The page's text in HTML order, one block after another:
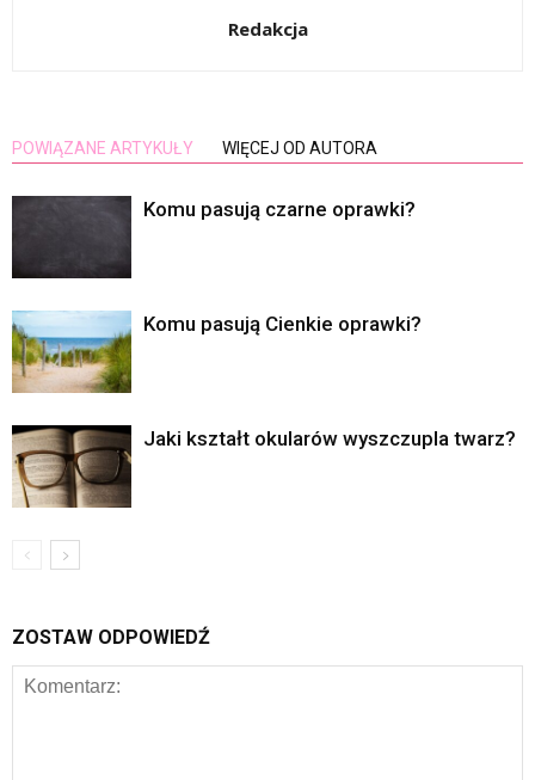
Redakcja
POWIĄZANE ARTYKUŁY WIĘCEJ OD AUTORA
Komu pasują czarne oprawki?
Komu pasują Cienkie oprawki?
Jaki kształt okularów wyszczupla twarz?
ZOSTAW ODPOWIEDŹ